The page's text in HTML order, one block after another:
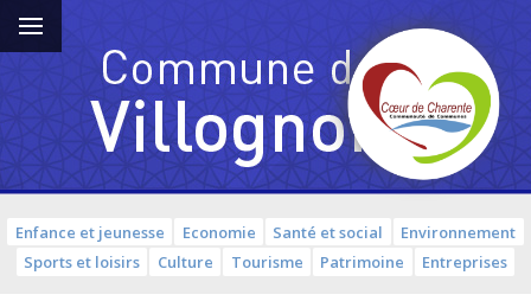
Enfance et jeunesse Economie Santé et social
Environnement
Sports et loisirs
Culture Tourisme Patrimoine Entreprises